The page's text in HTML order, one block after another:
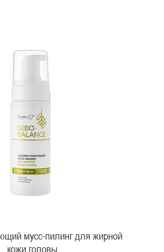
мусс-пилинг для жирной
кожи головы